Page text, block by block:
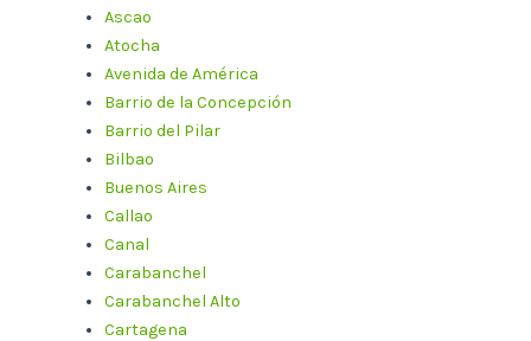
Ascao
Atocha
Avenida de América
Barrio de la Concepción
Barrio del Pilar
Bilbao
Buenos Aires
Callao
Canal
Carabanchel
Carabanchel Alto
Cartagena